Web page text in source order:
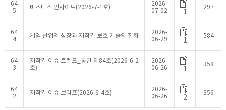
64
5
비즈니스 인사이트(2026-7-1호)
2026-
07-02
1
297
64
4
게임 산업의 성장과 저작권 보호 기술의 진화
2026-
06-29
1
584
64
3
저작권 이슈 트렌드_통권 제84호(2026-6-2
호)
2026-
06-26
1
358
64
2
저작권 이슈 브리프(2026-6-4호)
2026-
06-26
2
356